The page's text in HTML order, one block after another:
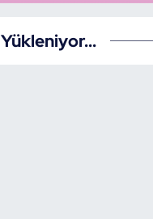
Yükleniyor...